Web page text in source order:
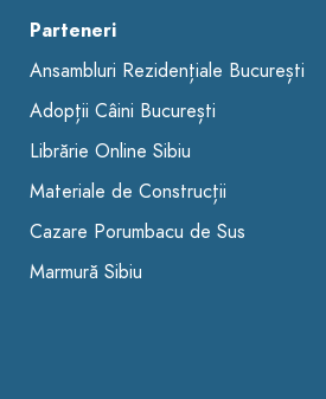
Parteneri
Ansambluri Rezidențiale București
Adopții Câini București
Librărie Online Sibiu
Materiale de Construcții
Cazare Porumbacu de Sus
Marmură Sibiu